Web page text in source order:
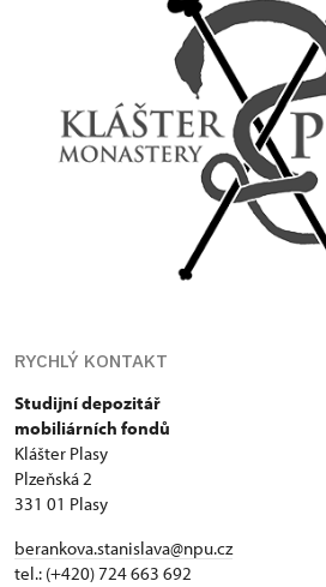
RYCHLÝ KONTAKT
Studijní depozitář
mobiliárních fondů
Klášter Plasy
Plzeňská 2
331 01 Plasy
berankova.stanislava@npu.cz
tel.: (+420) 724 663 692